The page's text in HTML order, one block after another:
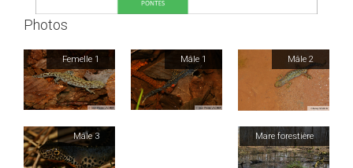
Photos
Femelle 1 Mâle 1 Mâle 2
Mâle 3 Mare forestière